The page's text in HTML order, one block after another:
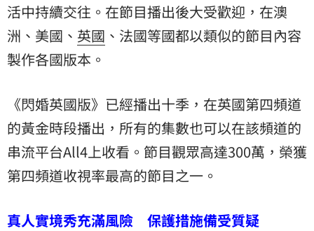
活中持續交往。在節目播出後大受歡迎，在澳
洲、美國、 英國 、法國等國都以類似的節目內容
製作各國版本。
《閃婚英國版》已經播出十季，在英國第四頻道
的黃金時段播出，所有的集數也可以在該頻道的
串流平台All4上收看。節目觀眾高達300萬，榮獲
第四頻道收視率最高的節目之一。
真人實境秀充滿風險 保護措施備受質疑